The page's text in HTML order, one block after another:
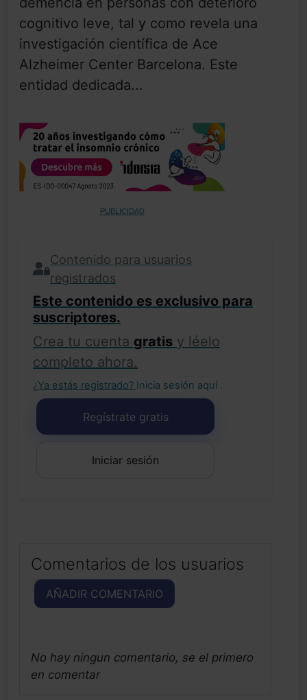
cognitivo leve, tal y como revela una
investigación científica de Ace
Alzheimer Center Barcelona. Este
entidad dedicada...
PUBLICIDAD
Contenido para usuarios
registrados
Este contenido es exclusivo para
suscriptores.
Crea tu cuenta gratis y léelo
completo ahora.
¿Ya estás registrado? Inicia sesión aquí .
Regístrate gratis
Iniciar sesión
Comentarios de los usuarios
AÑADIR COMENTARIO
No hay ningun comentario, se el primero
en comentar